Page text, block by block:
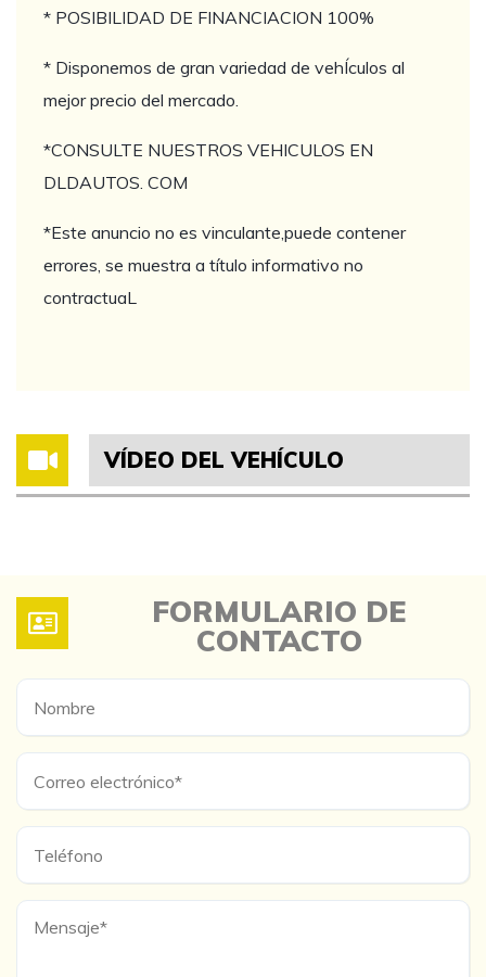
* POSIBILIDAD DE FINANCIACION 100%
* Disponemos de gran variedad de vehÍculos al
mejor precio del mercado.
*CONSULTE NUESTROS VEHICULOS EN
DLDAUTOS. COM
*Este anuncio no es vinculante,puede contener
errores, se muestra a título informativo no
contractuaL
VÍDEO DEL VEHÍCULO
FORMULARIO DE
CONTACTO